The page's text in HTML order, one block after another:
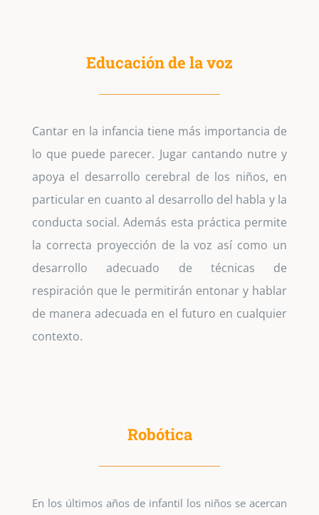
Educación de la voz
Cantar en la infancia tiene más importancia de
lo que puede parecer. Jugar cantando nutre y
apoya el desarrollo cerebral de los niños, en
particular en cuanto al desarrollo del habla y la
conducta social. Además esta práctica permite
la correcta proyección de la voz así como un
desarrollo adecuado de técnicas de
respiración que le permitirán entonar y hablar
de manera adecuada en el futuro en cualquier
contexto.
Robótica
En los últimos años de infantil los niños se acercan